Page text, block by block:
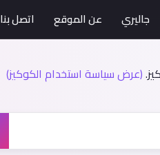
(عرض سياسة استخدام الكوكيز)
جاليري عن الموقع اتصل بنا